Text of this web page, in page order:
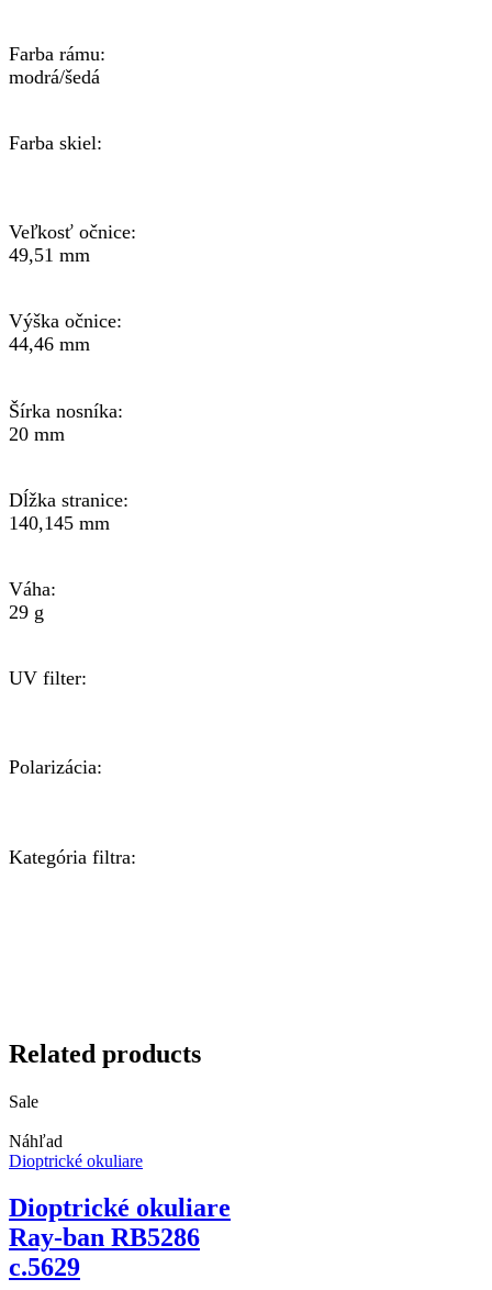
Farba rámu:
modrá/šedá
Farba skiel:
Veľkosť očnice:
49,51 mm
Výška očnice:
44,46 mm
Šírka nosníka:
20 mm
Dĺžka stranice:
140,145 mm
Váha:
29 g
UV filter:
Polarizácia:
Kategória filtra:
Related products
Sale
Náhľad
Dioptrické okuliare
Dioptrické okuliare
Ray-ban RB5286
c.5629